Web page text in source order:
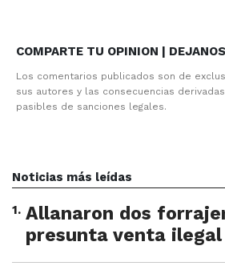
COMPARTE TU OPINION |
Los comentarios publicados son de
sus autores y las consecuencias
pasibles de sanciones legales.
Noticias más leídas
1. Allanaron dos
presunta venta